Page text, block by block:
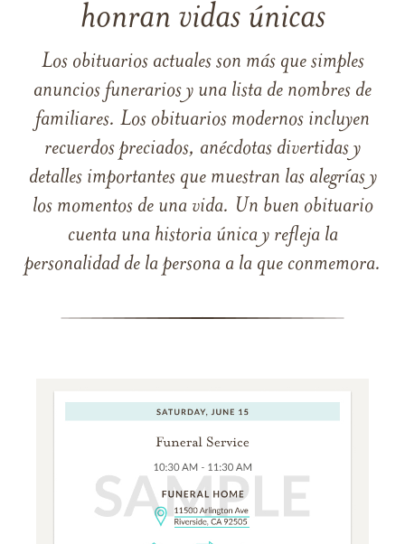
honran vidas únicas
Los obituarios actuales son más que simples
anuncios funerarios y una lista de nombres de
familiares. Los obituarios modernos incluyen
recuerdos preciados, anécdotas divertidas y
detalles importantes que muestran las alegrías y
los momentos de una vida. Un buen obituario
cuenta una historia única y refleja la
personalidad de la persona a la que conmemora.